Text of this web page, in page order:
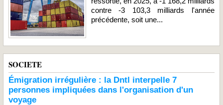
contre -3 103,3 milliards l'année
précédente, soit une...
SOCIETE
Émigration irrégulière : la Dntl interpelle 7
personnes impliquées dans l'organisation d'un
voyage